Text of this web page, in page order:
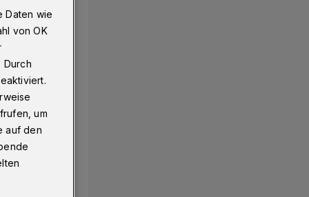
Daten wie
von OK
Durch
um
auf den